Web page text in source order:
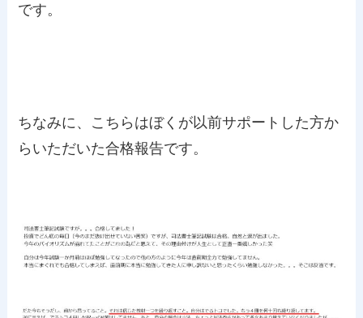
です。
ちなみに、こちらはぼくが以前サポートした方か
らいただいた合格報告です。